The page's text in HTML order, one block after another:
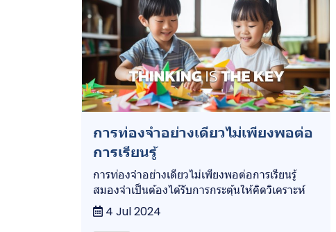
การท่องจำอย่างเดียวไม่เพียงพอต่อ
การเรียนรู้
การท่องจำอย่างเดียวไม่เพียงพอต่อการเรียนรู้
สมองจำเป็นต้องได้รับการกระตุ้นให้คิดวิเคราะห์
4 Jul 2024